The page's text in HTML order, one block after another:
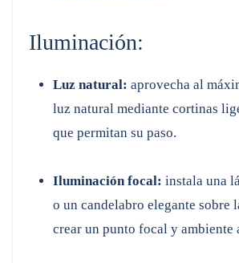
Iluminación:
Luz natural: aprovecha al
luz natural mediante cortinas
que permitan su paso.
Iluminación focal: instala una
o un candelabro elegante sobre
crear un punto focal y ambiente